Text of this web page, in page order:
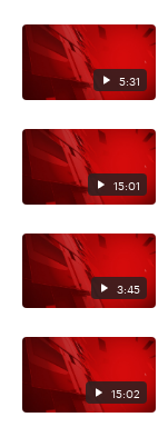
5:31
15:01
3:45
15:02